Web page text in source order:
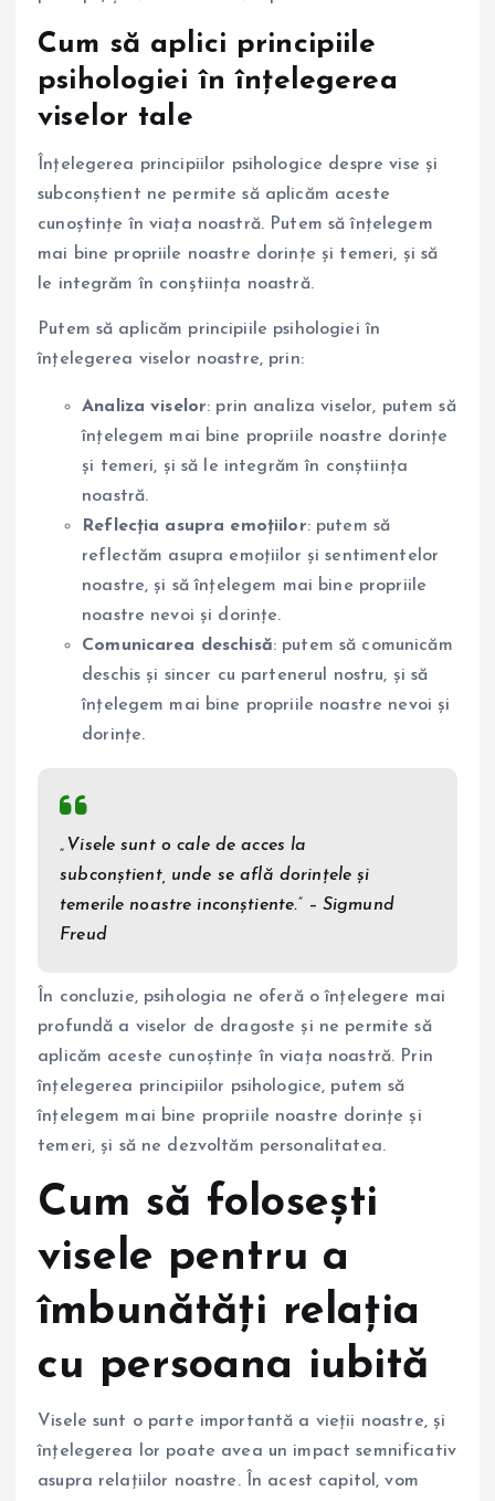
Cum să aplici principiile
psihologiei în înțelegerea
viselor tale
Înțelegerea principiilor psihologice despre vise și
subconștient ne permite să aplicăm aceste
cunoștințe în viața noastră. Putem să înțelegem
mai bine propriile noastre dorințe și temeri, și să
le integrăm în conștiința noastră.
Putem să aplicăm principiile psihologiei în
înțelegerea viselor noastre, prin:
Analiza viselor: prin analiza viselor, putem să
înțelegem mai bine propriile noastre dorințe
și temeri, și să le integrăm în conștiința
noastră.
Reflecția asupra emoțiilor: putem să
reflectăm asupra emoțiilor și sentimentelor
noastre, și să înțelegem mai bine propriile
noastre nevoi și dorințe.
Comunicarea deschisă: putem să comunicăm
deschis și sincer cu partenerul nostru, și să
înțelegem mai bine propriile noastre nevoi și
dorințe.
„Visele sunt o cale de acces la
subconștient, unde se află dorințele și
temerile noastre inconștiente.” – Sigmund
Freud
În concluzie, psihologia ne oferă o înțelegere mai
profundă a viselor de dragoste și ne permite să
aplicăm aceste cunoștințe în viața noastră. Prin
înțelegerea principiilor psihologice, putem să
înțelegem mai bine propriile noastre dorințe și
temeri, și să ne dezvoltăm personalitatea.
Cum să folosești
visele pentru a
îmbunătăți relația
cu persoana iubită
Visele sunt o parte importantă a vieții noastre, și
înțelegerea lor poate avea un impact semnificativ
asupra relațiilor noastre. În acest capitol, vom